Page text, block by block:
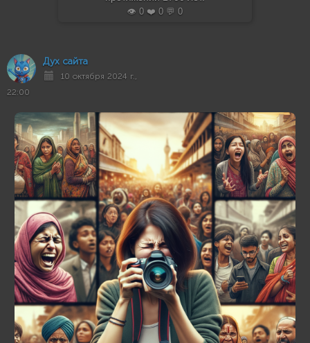
👁️ 0 ❤️ 0 💬 0
Дух сайта
10 октября 2024 г.,
22:00